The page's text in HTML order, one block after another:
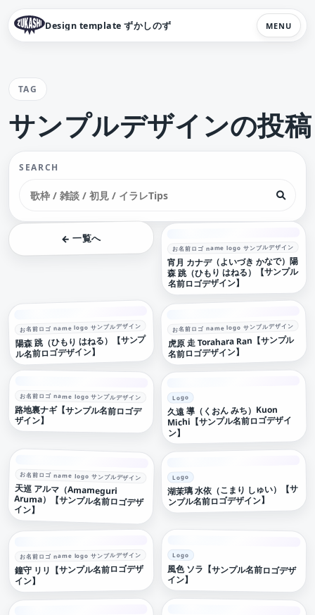
Design template ずかしのず MENU
TAG
サンプルデザインの投稿
SEARCH
← 一覧へ
お名前ロゴ name logo サンプルデザイン
宵月 カナデ（よいづき かなで）陽
森 跳（ひもり はねる）【サンプル
名前ロゴデザイン】
お名前ロゴ name logo サンプルデザイン
陽森 跳（ひもり はねる）【サンプ
ル名前ロゴデザイン】
お名前ロゴ name logo サンプルデザイン
虎原 走 Torahara Ran【サンプル
名前ロゴデザイン】
お名前ロゴ name logo サンプルデザイン
路地裏ナギ【サンプル名前ロゴデ
ザイン】
Logo
久遠 導（くおん みち）Kuon
Michi【サンプル名前ロゴデザイ
ン】
お名前ロゴ name logo サンプルデザイン
天巡 アルマ（Amameguri
Aruma）【サンプル名前ロゴデザ
イン】
Logo
湖茉璃 水依（こまり しゅい）【サ
ンプル名前ロゴデザイン】
お名前ロゴ name logo サンプルデザイン
鐘守 リリ【サンプル名前ロゴデザ
イン】
Logo
風色 ソラ【サンプル名前ロゴデザ
イン】